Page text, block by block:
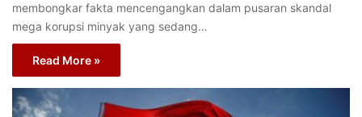
membongkar fakta mencengangkan dalam pusaran skandal
mega korupsi minyak yang sedang…
Read More »